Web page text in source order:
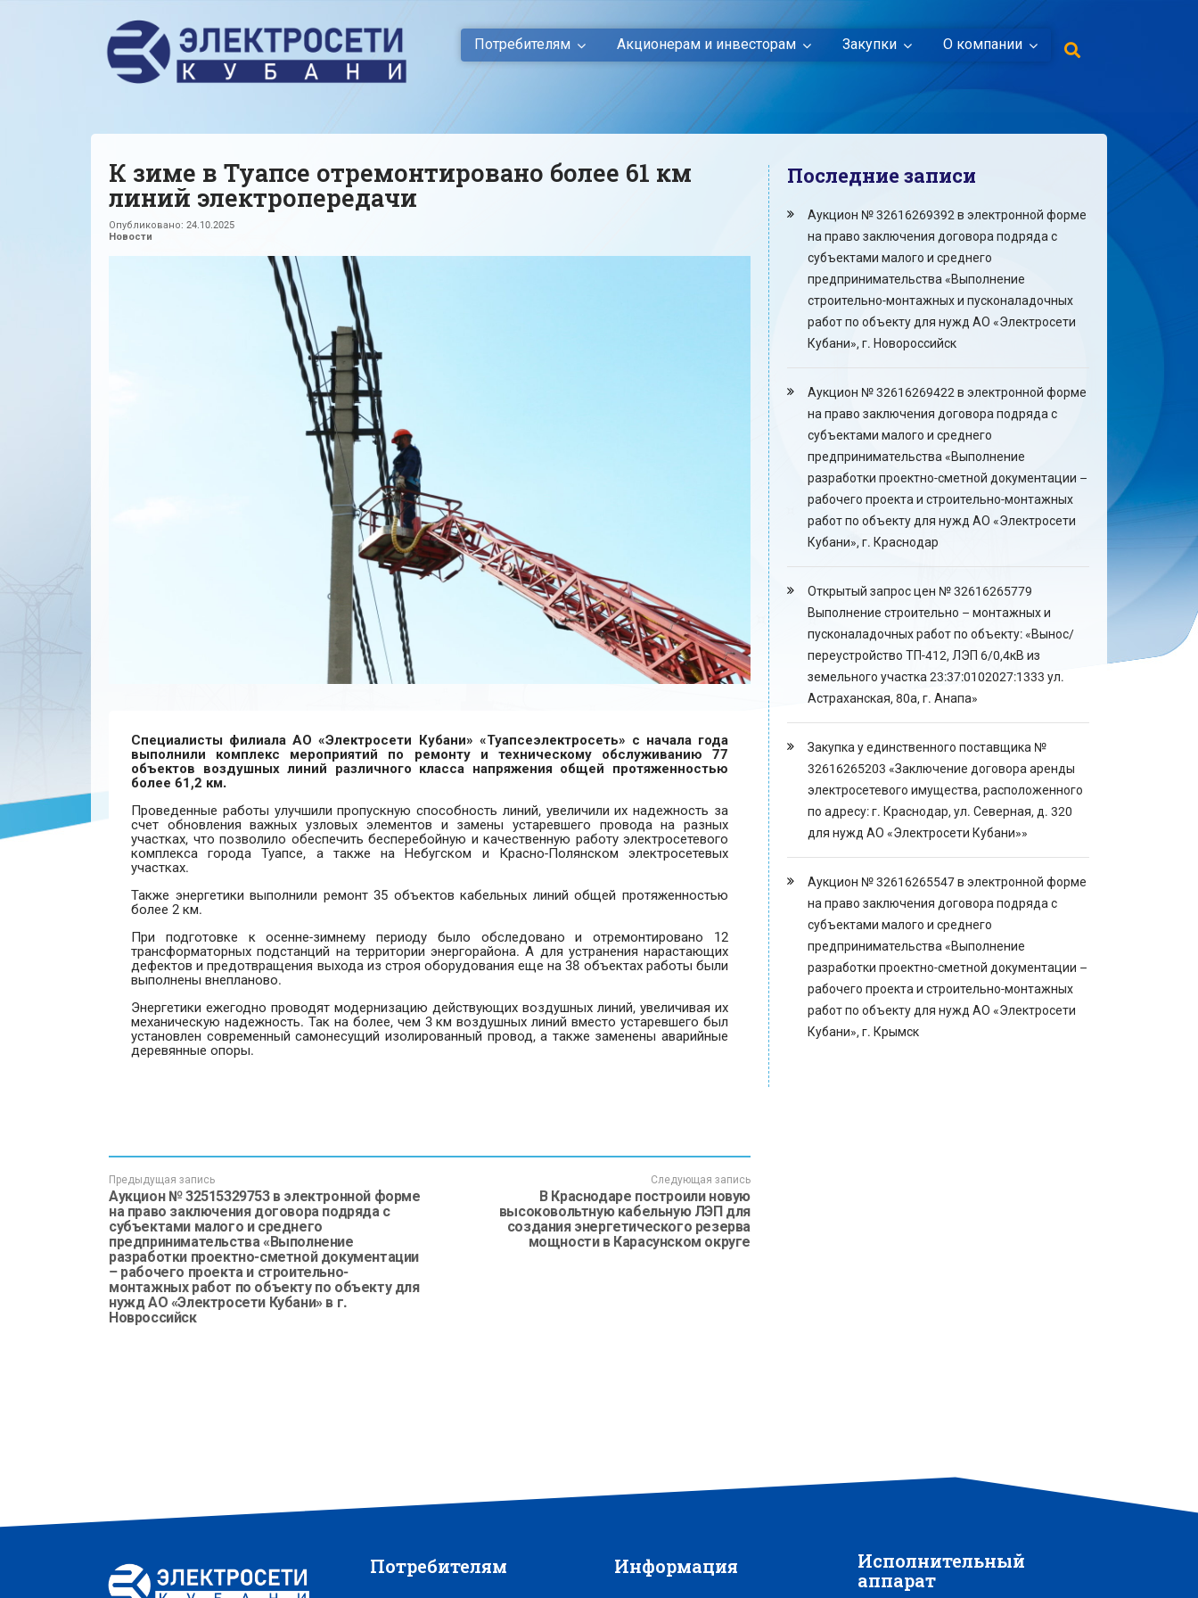
Потребителям Акционерам и инвесторам Закупки О компании
К зиме в Туапсе отремонтировано более 61 км
линий электропередачи
Опубликовано: 24.10.2025
Новости
Специалисты филиала АО «Электросети Кубани» «Туапсеэлектросеть» с начала года
выполнили комплекс мероприятий по ремонту и техническому обслуживанию 77
объектов воздушных линий различного класса напряжения общей протяженностью
более 61,2 км.
Проведенные работы улучшили пропускную способность линий, увеличили их надежность за
счет обновления важных узловых элементов и замены устаревшего провода на разных
участках, что позволило обеспечить бесперебойную и качественную работу электросетевого
комплекса города Туапсе, а также на Небугском и Красно-Полянском электросетевых
участках.
Также энергетики выполнили ремонт 35 объектов кабельных линий общей протяженностью
более 2 км.
При подготовке к осенне-зимнему периоду было обследовано и отремонтировано 12
трансформаторных подстанций на территории энергорайона. А для устранения нарастающих
дефектов и предотвращения выхода из строя оборудования еще на 38 объектах работы были
выполнены внепланово.
Энергетики ежегодно проводят модернизацию действующих воздушных линий, увеличивая их
механическую надежность. Так на более, чем 3 км воздушных линий вместо устаревшего был
установлен современный самонесущий изолированный провод, а также заменены аварийные
деревянные опоры.
Предыдущая запись
Аукцион № 32515329753 в электронной форме
на право заключения договора подряда с
субъектами малого и среднего
предпринимательства «Выполнение
разработки проектно-сметной документации
– рабочего проекта и строительно-
монтажных работ по объекту по объекту для
нужд АО «Электросети Кубани» в г.
Новроссийск
Следующая запись
В Краснодаре построили новую
высоковольтную кабельную ЛЭП для
создания энергетического резерва
мощности в Карасунском округе
Последние записи
Аукцион № 32616269392 в электронной форме
на право заключения договора подряда с
субъектами малого и среднего
предпринимательства «Выполнение
строительно-монтажных и пусконаладочных
работ по объекту для нужд АО «Электросети
Кубани», г. Новороссийск
Аукцион № 32616269422 в электронной форме
на право заключения договора подряда с
субъектами малого и среднего
предпринимательства «Выполнение
разработки проектно-сметной документации –
рабочего проекта и строительно-монтажных
работ по объекту для нужд АО «Электросети
Кубани», г. Краснодар
Открытый запрос цен № 32616265779
Выполнение строительно – монтажных и
пусконаладочных работ по объекту: «Вынос/
переустройство ТП-412, ЛЭП 6/0,4кВ из
земельного участка 23:37:0102027:1333 ул.
Астраханская, 80а, г. Анапа»
Закупка у единственного поставщика №
32616265203 «Заключение договора аренды
электросетевого имущества, расположенного
по адресу: г. Краснодар, ул. Северная, д. 320
для нужд АО «Электросети Кубани»»
Аукцион № 32616265547 в электронной форме
на право заключения договора подряда с
субъектами малого и среднего
предпринимательства «Выполнение
разработки проектно-сметной документации –
рабочего проекта и строительно-монтажных
работ по объекту для нужд АО «Электросети
Кубани», г. Крымск
Потребителям Информация
Исполнительный
аппарат